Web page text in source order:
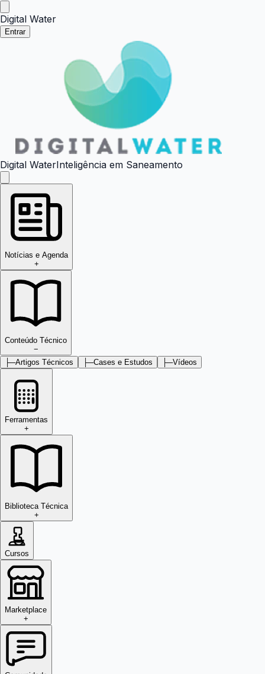
Digital Water
Entrar
Digital WaterInteligência em Saneamento
Notícias e Agenda
+
Conteúdo Técnico
−
├─Artigos Técnicos ├─Cases e Estudos ├─Vídeos
Ferramentas
+
Biblioteca Técnica
+
Cursos
Marketplace
+